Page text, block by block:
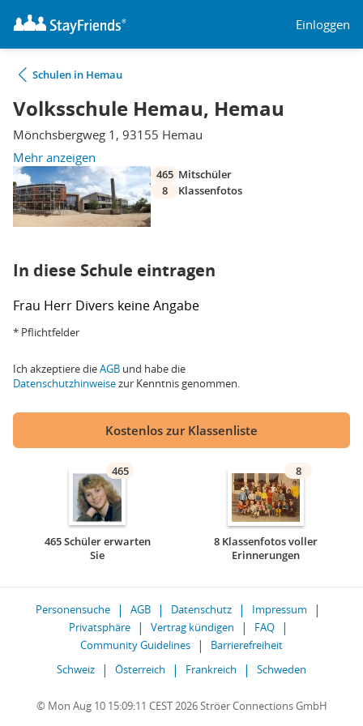
Einloggen
Schulen in Hemau
Volksschule Hemau, Hemau
Mönchsbergweg 1, 93155 Hemau
Mehr anzeigen
465 Mitschüler
8
Klassenfotos
In diese Schule eintragen
Frau Herr Divers keine Angabe
* Pflichtfelder
Ich akzeptiere dieAGB und habe die
Datenschutzhinweisezur Kenntnis genommen.
Kostenlos zur Klassenliste
465
465 Schüler erwarten
Sie
8
8 Klassenfotos voller
Erinnerungen
Personensuche AGB Datenschutz
Impressum
Privatsphäre
Vertrag kündigen
FAQ
Community Guidelines
Barrierefreiheit
Schweiz
Österreich Frankreich Schweden
© Mon Aug 10 15:09:11 CEST 2026 Ströer Connections GmbH